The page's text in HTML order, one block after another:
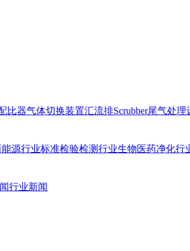
比器气体切换装置汇流排Scrubber尾气处理
源行业标准检验检测行业生物医药净化行
行业新闻